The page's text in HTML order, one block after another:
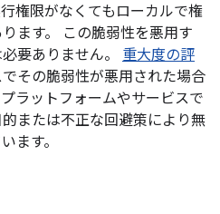
権限がなくてもローカルで権
ます。 この脆弱性を悪用す
要ありません。 重大度の評
その脆弱性が悪用された場合
ラットフォームやサービスで
または不正な回避策により無
ます。